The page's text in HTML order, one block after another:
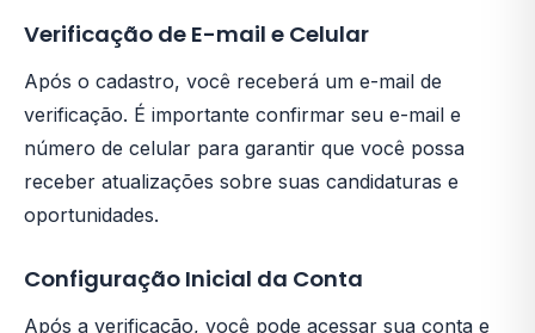
Verificação de E-mail e Celular
Após o cadastro, você receberá um e-mail de
verificação. É importante confirmar seu e-mail e
número de celular para garantir que você possa
receber atualizações sobre suas candidaturas e
oportunidades.
Configuração Inicial da Conta
Após a verificação, você pode acessar sua conta e